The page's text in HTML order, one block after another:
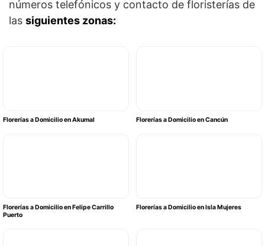
números telefónicos y contacto de floristerías de
las siguientes zonas:
Florerías a Domicilio en Akumal Florerías a Domicilio en Cancún
Florerías a Domicilio en Felipe Carrillo
Puerto
Florerías a Domicilio en Isla Mujeres